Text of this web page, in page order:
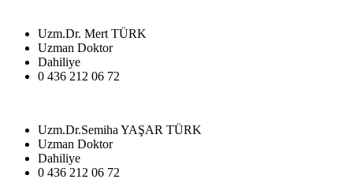
Uzm.Dr. Mert TÜRK
Uzman Doktor
Dahiliye
0 436 212 06 72
Uzm.Dr.Semiha YAŞAR TÜRK
Uzman Doktor
Dahiliye
0 436 212 06 72